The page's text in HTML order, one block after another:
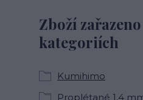
Zboží
kategoriích
Kumihimo
Proplétané 1,4